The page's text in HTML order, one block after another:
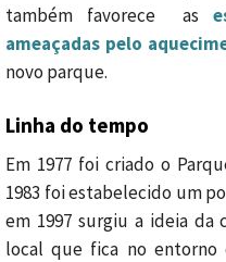
também favorece as
ameaçadas pelo
novo parque.
Linha do tempo
Em 1977 foi criado o
1983 foi estabelecido um
em 1997 surgiu a ideia da
local que fica no entorno